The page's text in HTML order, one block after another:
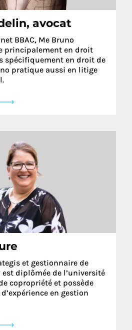
avocat
BBAC, Me Bruno
principalement en droit
spécifiquement en droit de
pratique aussi en litige
et gestionnaire de
est diplômée de l’université
copropriété et possède
en gestion